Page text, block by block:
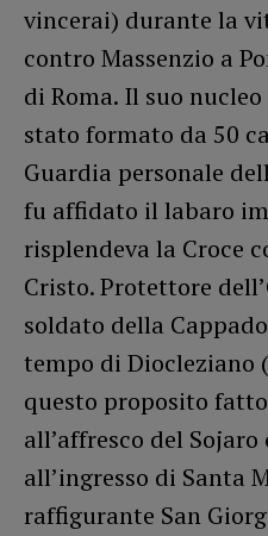
vincerai) durante la
contro Massenzio a
di Roma. Il suo
stato formato da 50
Guardia personale
fu affidato il labaro
risplendeva la Croce
Cristo. Protettore
soldato della
tempo di Diocleziano
questo proposito
all’affresco del
all’ingresso di Santa
raffigurante San